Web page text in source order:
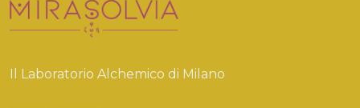
Il Laboratorio Alchemico di Milano